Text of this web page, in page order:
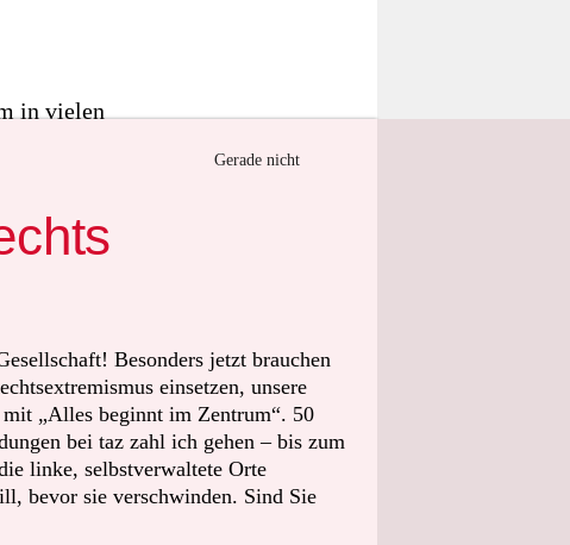
in vielen
einführen,
die
müssten
Niveau
Ausnahme
Gerade nicht
Besonders jetzt brauchen
einsetzen, unsere
„Alles beginnt im Zentrum“. 50
bei taz zahl ich gehen – bis zum
linke, selbstverwaltete Orte
bevor sie verschwinden. Sind Sie